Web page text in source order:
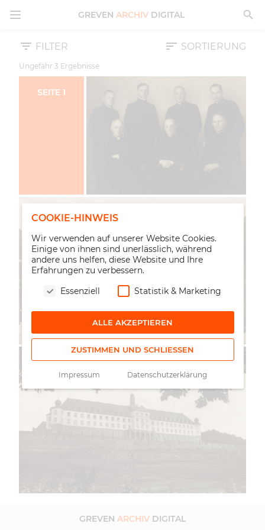
MENÜ ÖFFNEN GREVEN ARCHIVDIGITAL
FILTER SORTIERUNG
Ungefähr 3 Ergebnisse
SEITE 1
GREVEN ARCHIV DIGITAL
COOKIE-HINWEIS
Wir verwenden auf unserer Website Cookies.
Einige von ihnen sind unerlässlich, während
andere uns helfen, diese Website und Ihre
Erfahrungen zu verbessern.
Essenziell
Statistik & Marketing
ALLE AKZEPTIEREN
ZUSTIMMEN UND SCHLIESSEN
Impressum Datenschutzerklärung